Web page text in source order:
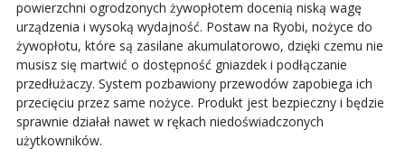
powierzchni ogrodzonych żywopłotem docenią niską wagę
urządzenia i wysoką wydajność. Postaw na Ryobi, nożyce do
żywopłotu, które są zasilane akumulatorowo, dzięki czemu nie
musisz się martwić o dostępność gniazdek i podłączanie
przedłużaczy. System pozbawiony przewodów zapobiega ich
przecięciu przez same nożyce. Produkt jest bezpieczny i będzie
sprawnie działał nawet w rękach niedoświadczonych
użytkowników.